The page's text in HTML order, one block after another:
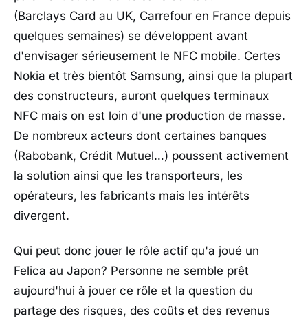
(Barclays Card au UK, Carrefour en France depuis
quelques semaines) se développent avant
d'envisager sérieusement le NFC mobile. Certes
Nokia et très bientôt Samsung, ainsi que la plupart
des constructeurs, auront quelques terminaux
NFC mais on est loin d'une production de masse.
De nombreux acteurs dont certaines banques
(Rabobank, Crédit Mutuel…) poussent activement
la solution ainsi que les transporteurs, les
opérateurs, les fabricants mais les intérêts
divergent.
Qui peut donc jouer le rôle actif qu'a joué un
Felica au Japon? Personne ne semble prêt
aujourd'hui à jouer ce rôle et la question du
partage des risques, des coûts et des revenus